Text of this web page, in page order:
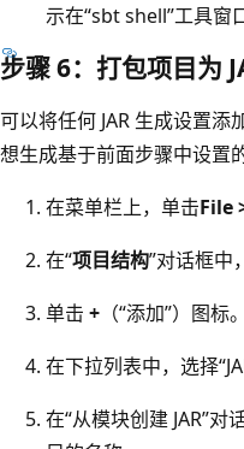
示在“sbt shell”工具窗
步骤 6：打包项目为
可以将任何 JAR 生成设置
想生成基于前面步骤中设置的
在菜单栏上，单击File
在“项目结构”对话框中
单击 + （“添加”）图标。
在下拉列表中，选择
在“从模块创建 JAR”对